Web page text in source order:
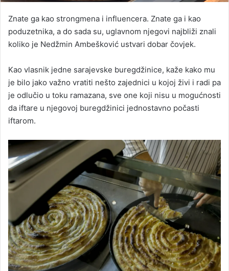
Znate ga kao strongmena i influencera. Znate ga i kao
poduzetnika, a do sada su, uglavnom njegovi najbliži znali
koliko je Nedžmin Ambešković ustvari dobar čovjek.
Kao vlasnik jedne sarajevske buregdžinice, kaže kako mu
je bilo jako važno vratiti nešto zajednici u kojoj živi i radi pa
je odlučio u toku ramazana, sve one koji nisu u mogućnosti
da iftare u njegovoj buregdžinici jednostavno počasti
iftarom.